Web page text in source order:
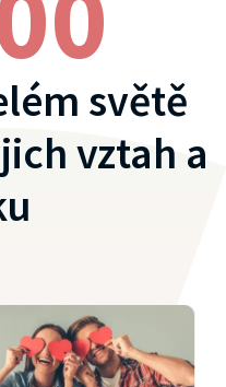
světě
vztah a